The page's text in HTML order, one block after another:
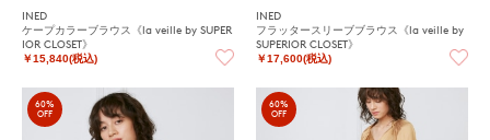
INED
ケープカラーブラウス《la veille by SUPER
IOR CLOSET》
￥15,840(税込)
INED
フラッタースリーブブラウス《la veille by
SUPERIOR CLOSET》
￥17,600(税込)
60%
OFF
60%
OFF